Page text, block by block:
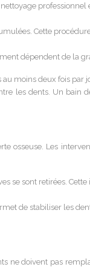
Cette
dépendent de la
moins deux fois par
les dents. Un bain
osseuse. Les
se sont retirées.
de stabiliser les
ne doivent pas